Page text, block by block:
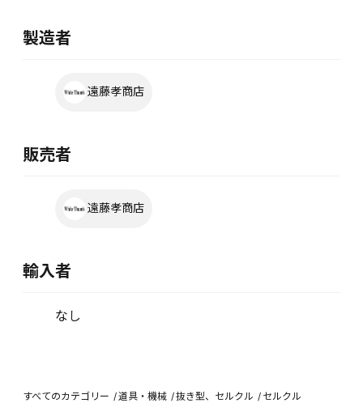
製造者
遠藤孝商店
販売者
遠藤孝商店
輸入者
なし
すべてのカテゴリー 道具・機械 抜き型、セルクル セルクル